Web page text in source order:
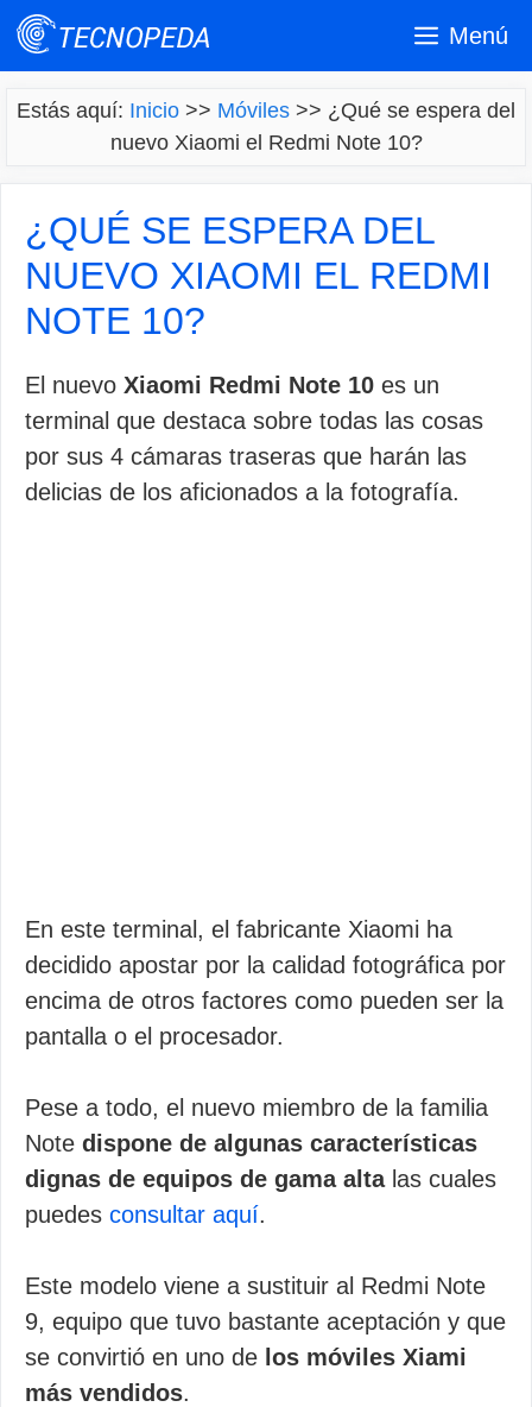
Saltar
Menú
Estás aquí: Inicio >> Móviles >> ¿Qué se espera del
nuevo Xiaomi el Redmi Note 10?
¿QUÉ SE ESPERA DEL
NUEVO XIAOMI EL REDMI
NOTE 10?
El nuevo Xiaomi Redmi Note 10 es un
terminal que destaca sobre todas las cosas
por sus 4 cámaras traseras que harán las
delicias de los aficionados a la fotografía.
En este terminal, el fabricante Xiaomi ha
decidido apostar por la calidad fotográfica por
encima de otros factores como pueden ser la
pantalla o el procesador.
Pese a todo, el nuevo miembro de la familia
Note dispone de algunas características
dignas de equipos de gama altalas cuales
puedes consultar aquí.
Este modelo viene a sustituir al Redmi Note
9, equipo que tuvo bastante aceptación y que
se convirtió en uno de los móviles Xiami
más vendidos.